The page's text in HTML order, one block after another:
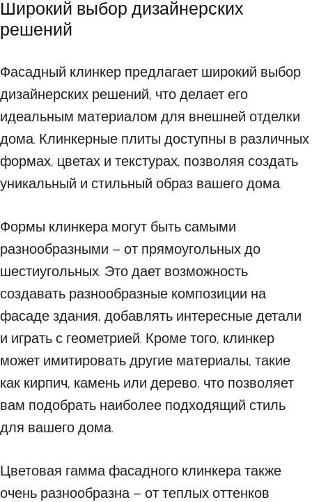
Широкий выбор дизайнерских
решений
Фасадный клинкер предлагает широкий выбор
дизайнерских решений, что делает его
идеальным материалом для внешней отделки
дома. Клинкерные плиты доступны в различных
формах, цветах и текстурах, позволяя создать
уникальный и стильный образ вашего дома.
Формы клинкера могут быть самыми
разнообразными – от прямоугольных до
шестиугольных. Это дает возможность
создавать разнообразные композиции на
фасаде здания, добавлять интересные детали
и играть с геометрией. Кроме того, клинкер
может имитировать другие материалы, такие
как кирпич, камень или дерево, что позволяет
вам подобрать наиболее подходящий стиль
для вашего дома.
Цветовая гамма фасадного клинкера также
очень разнообразна – от теплых оттенков